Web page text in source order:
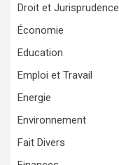
Droit et Jurisprudence
Économie
Education
Emploi et Travail
Energie
Environnement
Fait Divers